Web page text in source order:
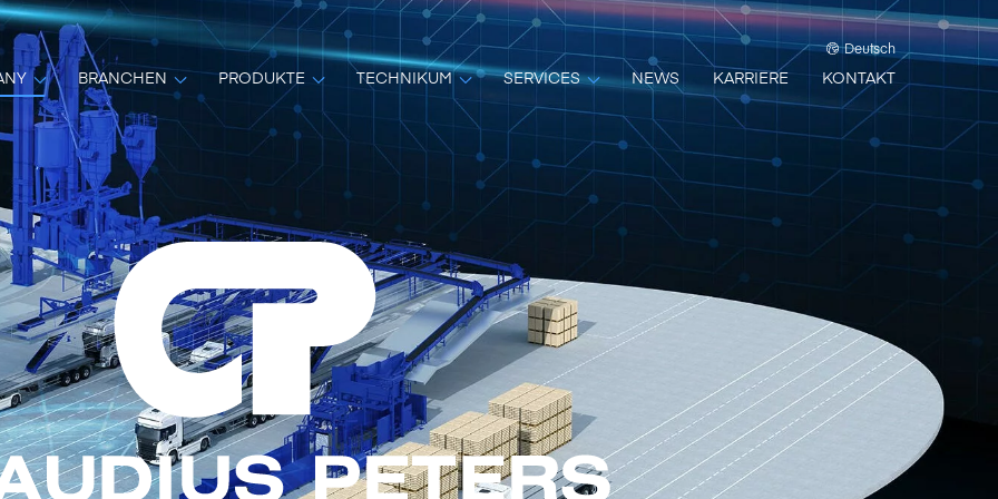
Deutsch
BRANCHEN PRODUKTE TECHNIKUM SERVICES NEWS KARRIERE KONTAKT